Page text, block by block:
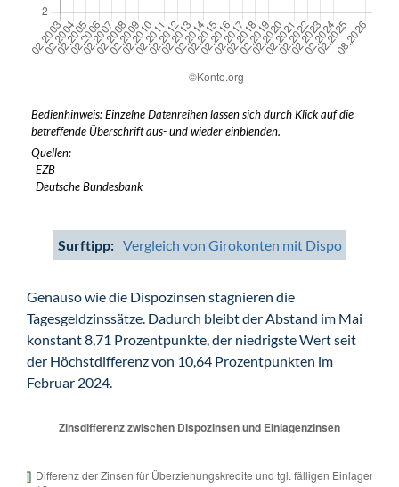
Bedienhinweis: Einzelne Datenreihen lassen sich durch Klick auf die
betreffende Überschrift aus- und wieder einblenden.
Quellen:
EZB
Deutsche Bundesbank
Surftipp: Vergleich von Girokonten mit Dispo
Genauso wie die Dispozinsen stagnieren die
Tagesgeldzinssätze. Dadurch bleibt der Abstand im Mai
konstant 8,71 Prozentpunkte, der niedrigste Wert seit
der Höchstdifferenz von 10,64 Prozentpunkten im
Februar 2024.